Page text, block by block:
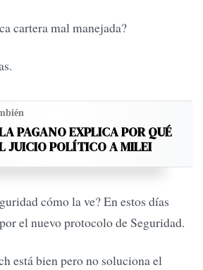
cartera mal manejada?
PAGANO EXPLICA POR QUÉ
JUICIO POLÍTICO A MILEI
cómo la ve? En estos días
el nuevo protocolo de Seguridad.
está bien pero no soluciona el